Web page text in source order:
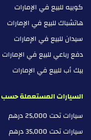
كوبيه للبيع في الإمارات
هاتشباك للبيع في الإمارات
سيدان للبيع في الإمارات
دفع رباعي للبيع في الإمارات
بيك أب للبيع في الإمارات
السيارات المستعملة حسب
سيارات تحت 25,000 درهم
سيارات تحت 35,000 درهم